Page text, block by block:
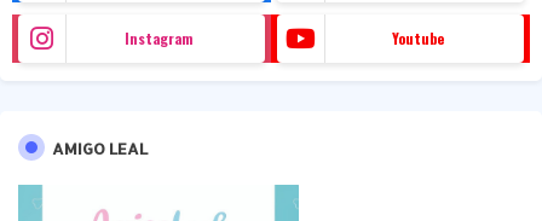
Instagram Youtube
AMIGO LEAL